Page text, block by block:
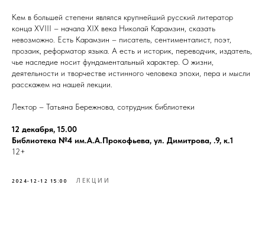
Кем в большей степени являлся крупнейший русский литератор
конца XVIII – начала XIX века Николай Карамзин, сказать
невозможно. Есть Карамзин – писатель, сентименталист, поэт,
прозаик, реформатор языка. А есть и историк, переводчик, издатель,
чье наследие носит фундаментальный характер. О жизни,
деятельности и творчестве истинного человека эпохи, пера и мысли
расскажем на нашей лекции.
Лектор – Татьяна Бережнова, сотрудник библиотеки
12 декабря, 15.00
Библиотека №4 им.А.А.Прокофьева, ул. Димитрова, .9, к.1
12+
2024-12-12 15:00 ЛЕКЦИИ